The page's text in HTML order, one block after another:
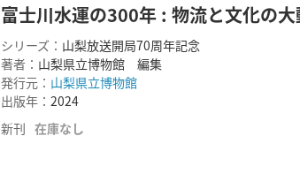
富士川水運の300年 : 物流と文化の
シリーズ： 山梨放送開局70周年記念
著者： 山梨県立博物館 編集
発行元： 山梨県立博物館
出版年： 2024
新刊 在庫なし